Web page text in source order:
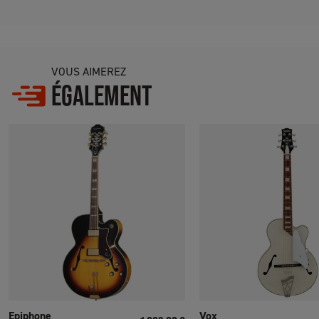
VOUS AIMEREZ
ÉGALEMENT
Epiphone
Vox